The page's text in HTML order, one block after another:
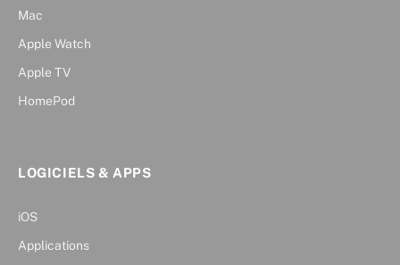
Mac
Apple Watch
Apple TV
HomePod
LOGICIELS & APPS
iOS
Applications